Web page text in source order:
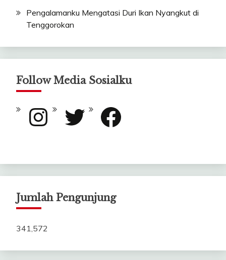
Pengalamanku Mengatasi Duri Ikan Nyangkut di
Tenggorokan
Follow Media Sosialku
Instagram Twitter Facebook
Jumlah Pengunjung
341,572